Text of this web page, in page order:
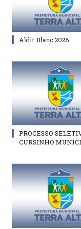
Aldir Blanc 2026
PROCESSO
CURSINHO